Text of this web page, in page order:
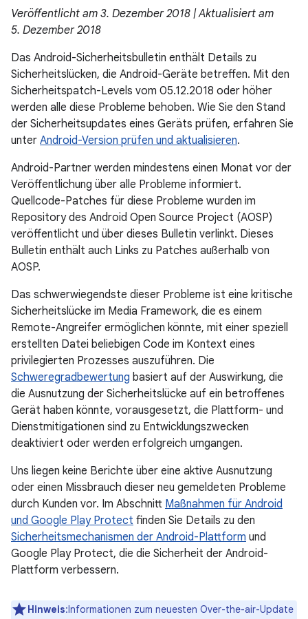
Veröffentlicht am 3. Dezember 2018 | Aktualisiert am
5. Dezember 2018
Das Android-Sicherheitsbulletin enthält Details zu
Sicherheitslücken, die Android-Geräte betreffen. Mit den
Sicherheitspatch-Levels vom 05.12.2018 oder höher
werden alle diese Probleme behoben. Wie Sie den Stand
der Sicherheitsupdates eines Geräts prüfen, erfahren Sie
unter Android-Version prüfen und aktualisieren.
Android-Partner werden mindestens einen Monat vor der
Veröffentlichung über alle Probleme informiert.
Quellcode-Patches für diese Probleme wurden im
Repository des Android Open Source Project (AOSP)
veröffentlicht und über dieses Bulletin verlinkt. Dieses
Bulletin enthält auch Links zu Patches außerhalb von
AOSP.
Das schwerwiegendste dieser Probleme ist eine kritische
Sicherheitslücke im Media Framework, die es einem
Remote-Angreifer ermöglichen könnte, mit einer speziell
erstellten Datei beliebigen Code im Kontext eines
privilegierten Prozesses auszuführen. Die
Schweregradbewertung basiert auf der Auswirkung, die
die Ausnutzung der Sicherheitslücke auf ein betroffenes
Gerät haben könnte, vorausgesetzt, die Plattform- und
Dienstmitigationen sind zu Entwicklungszwecken
deaktiviert oder werden erfolgreich umgangen.
Uns liegen keine Berichte über eine aktive Ausnutzung
oder einen Missbrauch dieser neu gemeldeten Probleme
durch Kunden vor. Im Abschnitt Maßnahmen für Android
und Google Play Protect finden Sie Details zu den
Sicherheitsmechanismen der Android-Plattform und
Google Play Protect, die die Sicherheit der Android-
Plattform verbessern.
Hinweis:Informationen zum neuesten Over-the-air-Update